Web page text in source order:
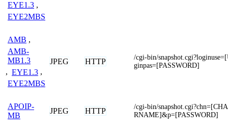
EYE1.3 ,
EYE2MBS
AMB ,
AMB-
MB1.3
, EYE1.3 ,
EYE2MBS
JPEG HTTP
/cgi-bin/
ginpas=[PASSWORD]
APOIP-
MB
JPEG HTTP
/cgi-bin/
RNAME]&p=[PASSWORD]